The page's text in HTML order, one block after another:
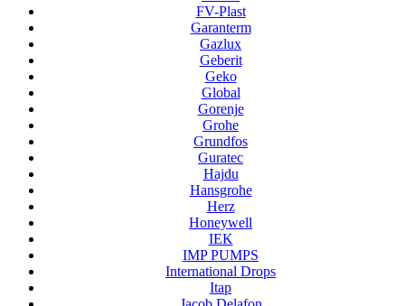
FV-Plast
Garanterm
Gazlux
Geberit
Geko
Global
Gorenje
Grohe
Grundfos
Guratec
Hajdu
Hansgrohe
Herz
Honeywell
IEK
IMP PUMPS
International Drops
Itap